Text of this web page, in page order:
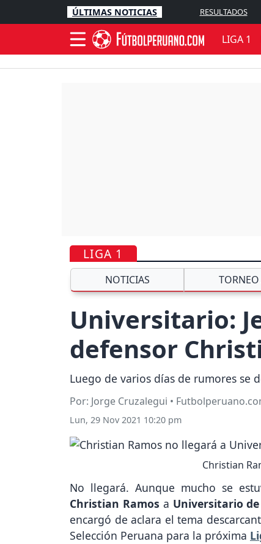
ÚLTIMAS NOTICIAS RESULTADOS
LIGA 1
LIGA 1
NOTICIAS TORNEO
Universitario:
defensor
Luego de varios días de rumores se
Por: Jorge Cruzalegui •
Lun, 29 Nov 2021 10:20 pm
Christian
No llegará. Aunque mucho se
Christian Ramos a Universitario
encargó de aclara el tema
Selección Peruana para la próxima